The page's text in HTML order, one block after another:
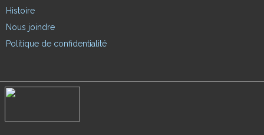
Histoire
Nous joindre
Politique de confidentialité